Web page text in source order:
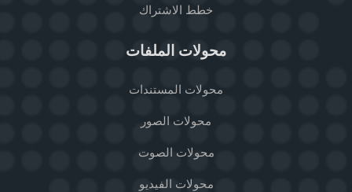
خطط الاشتراك
محولات الملفات
محولات المستندات
محولات الصور
محولات الصوت
محولات الفيديو